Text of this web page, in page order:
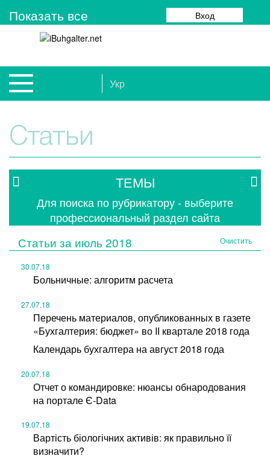
Показать все Вход
Укр
Статьи
ТЕМЫ
Для поиска по рубрикатору - выберите
профессиональный раздел сайта
Статьи за июль 2018 Очистить
30.07.18
Больничные: алгоритм расчета
27.07.18
Перечень материалов, опубликованных в газете
«Бухгалтерия: бюджет» во IІ квартале 2018 года
Календарь бухгалтера на август 2018 года
20.07.18
Отчет о командировке: нюансы обнародования
на портале Є-Data
19.07.18
Вартість біологічних активів: як правильно її
визначити?